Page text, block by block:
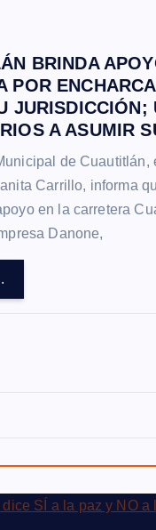
BRINDA
POR
JURISDICCIÓN;
A ASUMIR
de Cuautitlán,
Carrillo, informa
en la carretera
Danone,